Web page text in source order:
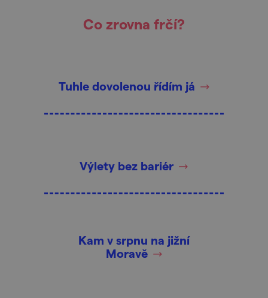
Co zrovna frčí?
Tuhle dovolenou řídím já
Výlety bez bariér
Kam v srpnu na jižní
Moravě